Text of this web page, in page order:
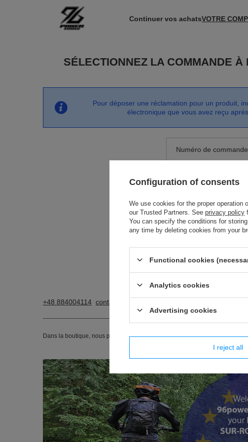
Continuer vos achatsVOTRE
SÉLECTIONNEZ LA COMMANDE
Pour déposer une réclamation pour un produit,
électronique que vous avez reçu
Numéro de
votre téléphone ou e-
+48 884004114 contact@96powerparts.com
Dans la boutique, nous présentons des prix bruts (TVA incluse).
Configuration of consents
We use cookies for the proper
our Trusted Partners. See privacy policy
You can specify the conditions for
any time by deleting cookies from your
Functional cookies
Analytics cookies
Advertising cookies
I reject all